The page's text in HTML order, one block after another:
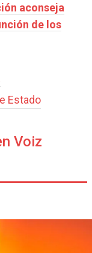
aconseja
de los
Estado
Voiz